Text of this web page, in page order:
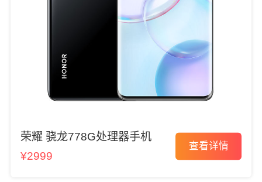
荣耀 骁龙778G处理器手机
¥2999
查看详情